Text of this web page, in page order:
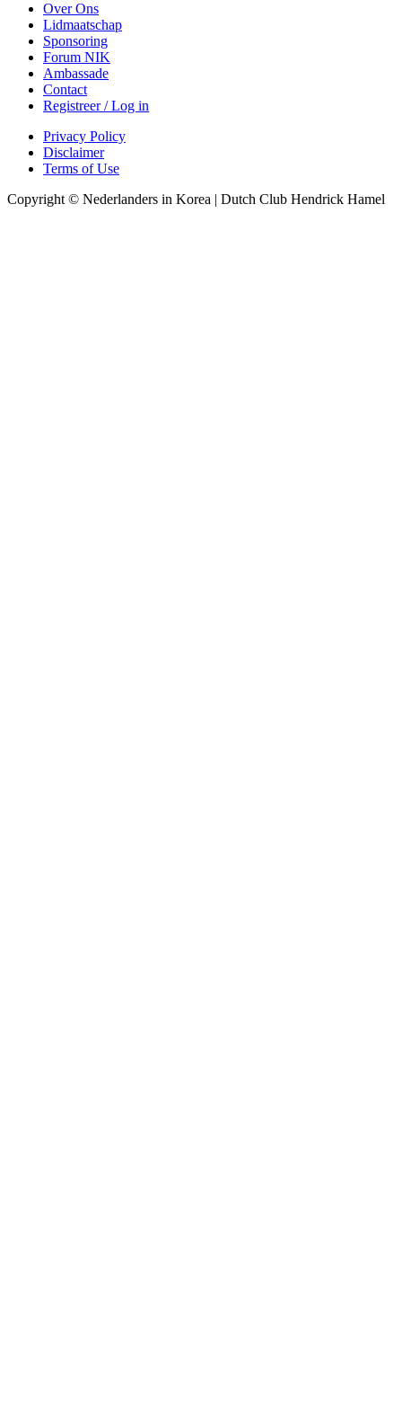
Over Ons
Lidmaatschap
Sponsoring
Forum NIK
Ambassade
Contact
Registreer / Log in
Privacy Policy
Disclaimer
Terms of Use
Copyright © Nederlanders in Korea | Dutch Club Hendrick Hamel